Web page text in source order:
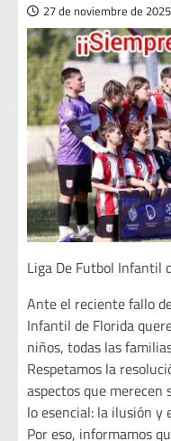
27 de noviembre de 2025
Liga De Futbol Infantil
Ante el reciente fallo
Infantil de Florida
niños, todas las
Respetamos la
aspectos que merecen
lo esencial: la ilusión y
Por eso, informamos